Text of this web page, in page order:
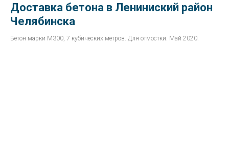
Доставка бетона в Лениниский район
Челябинска
Бетон марки М300, 7 кубических метров. Для отмостки. Май 2020.